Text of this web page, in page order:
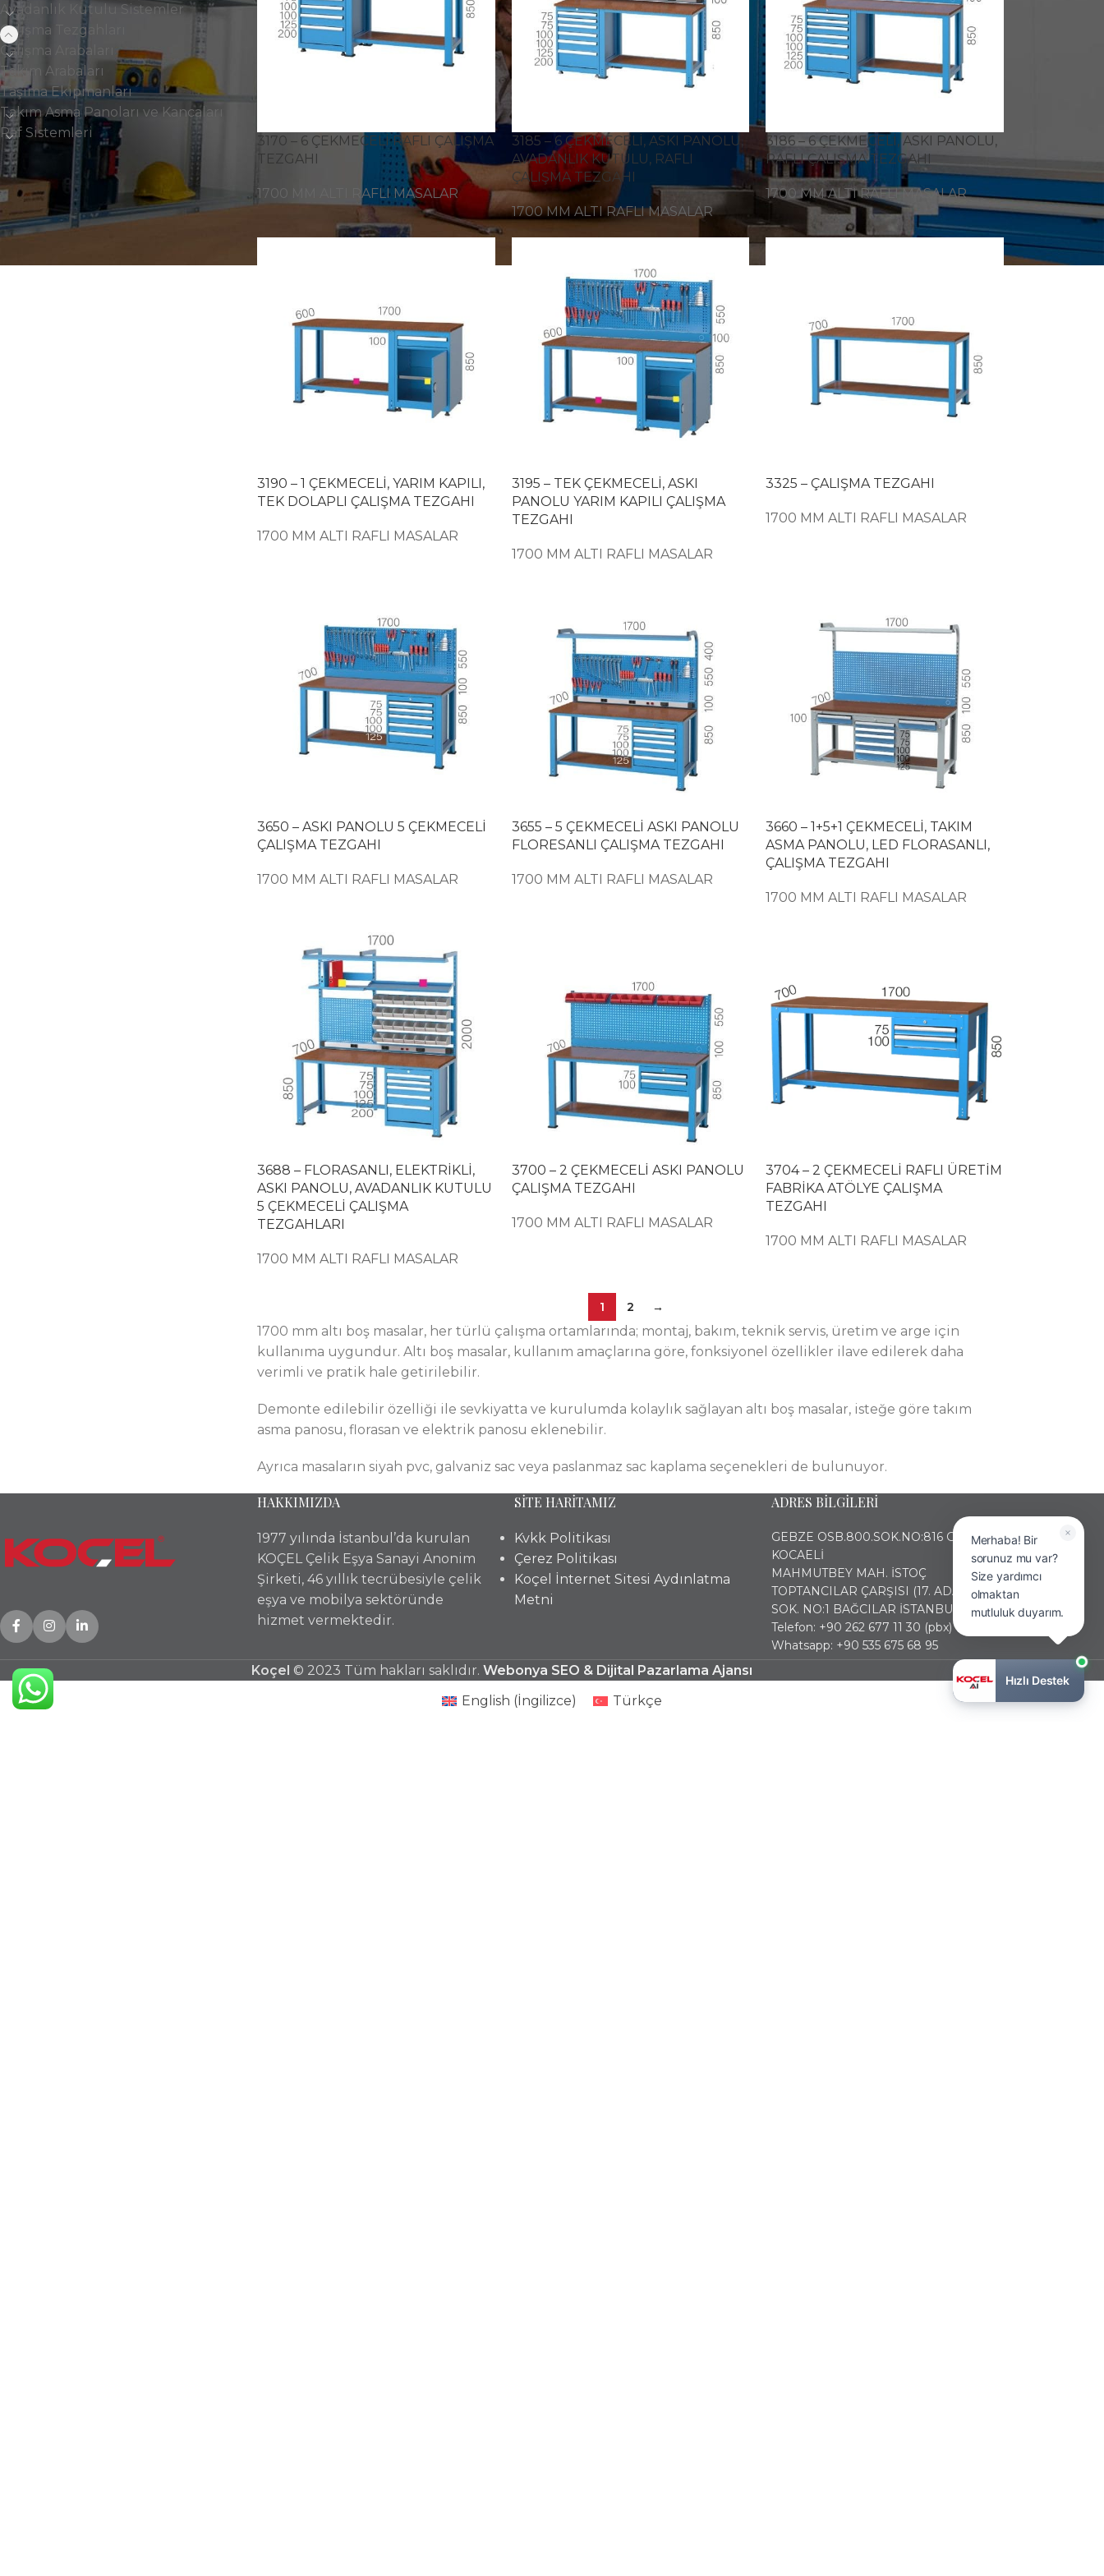
Avadanlık Kutulu Sistemler
Çalışma Tezgahları
Çalışma Arabaları
Takım Arabaları
Taşıma Ekipmanları
Takım Asma Panoları ve Kancaları
Raf Sistemleri
3170 – 6 ÇEKMECELİ RAFLI ÇALIŞMA
TEZGAHI
1700 MM ALTI RAFLI MASALAR
3185 – 6 ÇEKMECELİ, ASKI PANOLU,
AVADANLIK KUTULU, RAFLI
ÇALIŞMA TEZGAHI
1700 MM ALTI RAFLI MASALAR
3186 – 6 ÇEKMECELİ, ASKI PANOLU,
RAFLI ÇALIŞMA TEZGAHI
1700 MM ALTI RAFLI MASALAR
3190 – 1 ÇEKMECELİ, YARIM KAPILI,
TEK DOLAPLI ÇALIŞMA TEZGAHI
1700 MM ALTI RAFLI MASALAR
3195 – TEK ÇEKMECELİ, ASKI
PANOLU YARIM KAPILI ÇALIŞMA
TEZGAHI
1700 MM ALTI RAFLI MASALAR
3325 – ÇALIŞMA TEZGAHI
1700 MM ALTI RAFLI MASALAR
3650 – ASKI PANOLU 5 ÇEKMECELİ
ÇALIŞMA TEZGAHI
1700 MM ALTI RAFLI MASALAR
3655 – 5 ÇEKMECELİ ASKI PANOLU
FLORESANLI ÇALIŞMA TEZGAHI
1700 MM ALTI RAFLI MASALAR
3660 – 1+5+1 ÇEKMECELİ, TAKIM
ASMA PANOLU, LED FLORASANLI,
ÇALIŞMA TEZGAHI
1700 MM ALTI RAFLI MASALAR
3688 – FLORASANLI, ELEKTRİKLİ,
ASKI PANOLU, AVADANLIK KUTULU
5 ÇEKMECELİ ÇALIŞMA
TEZGAHLARI
1700 MM ALTI RAFLI MASALAR
3700 – 2 ÇEKMECELİ ASKI PANOLU
ÇALIŞMA TEZGAHI
1700 MM ALTI RAFLI MASALAR
3704 – 2 ÇEKMECELİ RAFLI ÜRETİM
FABRİKA ATÖLYE ÇALIŞMA
TEZGAHI
1700 MM ALTI RAFLI MASALAR
1 2 →
1700 mm altı boş masalar, her türlü çalışma ortamlarında; montaj, bakım, teknik servis, üretim ve arge için
kullanıma uygundur. Altı boş masalar, kullanım amaçlarına göre, fonksiyonel özellikler ilave edilerek daha
verimli ve pratik hale getirilebilir.
Demonte edilebilir özelliği ile sevkiyatta ve kurulumda kolaylık sağlayan altı boş masalar, isteğe göre takım
asma panosu, florasan ve elektrik panosu eklenebilir.
Ayrıca masaların siyah pvc, galvaniz sac veya paslanmaz sac kaplama seçenekleri de bulunuyor.
HAKKIMIZDA
1977 yılında İstanbul’da kurulan
KOÇEL Çelik Eşya Sanayi Anonim
Şirketi, 46 yıllık tecrübesiyle çelik
eşya ve mobilya sektöründe
hizmet vermektedir.
SİTE HARİTAMIZ
Kvkk Politikası
Çerez Politikası
Koçel İnternet Sitesi Aydınlatma
Metni
ADRES BİLGİLERİ
GEBZE OSB.800.SOK.NO:816 GEBZE
KOCAELİ
MAHMUTBEY MAH. İSTOÇ
TOPTANCILAR ÇARŞISI (17. ADA) 2436
SOK. NO:1 BAĞCILAR İSTANBUL
Telefon: +90 262 677 11 30 (pbx)
Whatsapp: +90 535 675 68 95
Koçel © 2023 Tüm hakları saklıdır. Webonya SEO & Dijital Pazarlama Ajansı
English (İngilizce) Türkçe
Merhaba! Bir
sorunuz mu var?
Size yardımcı
olmaktan
mutluluk duyarım.
Hızlı Destek